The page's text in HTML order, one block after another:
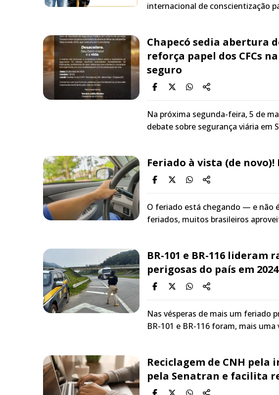
internacional de conscientização
Chapecó sedia abertura
reforça papel dos CFCs
seguro
Na próxima segunda-feira, 5 de
debate sobre segurança viária em
Feriado à vista (de
O feriado está chegando — e não
feriados, muitos brasileiros
BR-101 e BR-116
perigosas do país em 2024
Nas vésperas de mais um feriado
BR-101 e BR-116 foram, mais uma
Reciclagem de CNH pela
pela Senatran e facilita